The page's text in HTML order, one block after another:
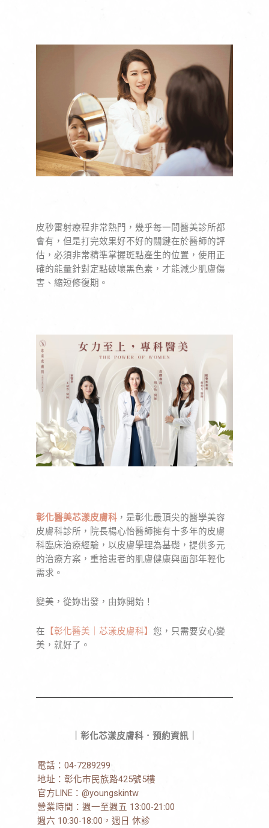
皮秒雷射療程非常熱門，幾乎每一間醫美診所都
會有，但是打完效果好不好的關鍵在於醫師的評
估，必須非常精準掌握斑點產生的位置，使用正
確的能量針對定點破壞黑色素，才能減少肌膚傷
害、縮短修復期。
彰化醫美芯漾皮膚科 ，是彰化最頂尖的醫學美容
皮膚科診所，院長楊心怡醫師擁有十多年的皮膚
科臨床治療經驗，以皮膚學理為基礎，提供多元
的治療方案，重拾患者的肌膚健康與面部年輕化
需求。
變美，從妳出發，由妳開始！
在 【彰化醫美｜芯漾皮膚科】 您，只需要安心變
美，就好了。
｜彰化芯漾皮膚科．預約資訊｜
電話： 04-7289299
地址： 彰化市民族路425號5樓
官方LINE： @youngskintw
營業時間：週一至週五 13:00-21:00
週六 10:30-18:00，週日 休診